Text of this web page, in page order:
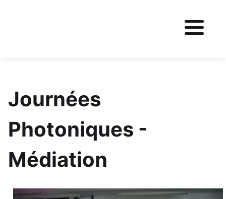
Journées
Photoniques -
Médiation